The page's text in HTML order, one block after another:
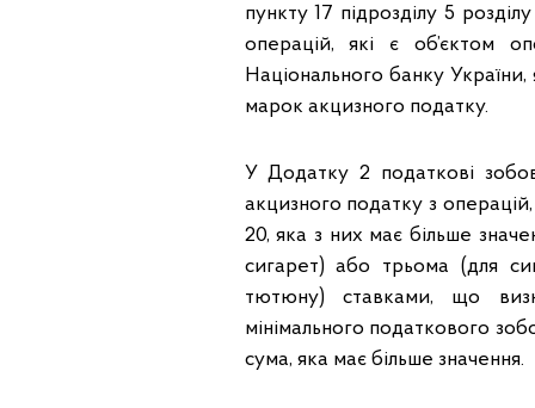
пункту 17 підрозділу 5
операцій, які є об’єктом
Національного банку
марок акцизного податку.
У Додатку 2 податкові
акцизного податку з
20, яка з них має більше
сигарет) або трьома (для
тютюну) ставками, що
мінімального податкового
сума, яка має більше значення.